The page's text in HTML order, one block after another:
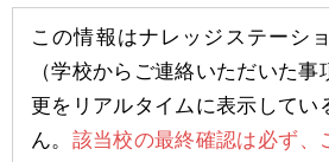
この情報はナレッジステーシ
（学校からご連絡いただいた
更をリアルタイムに表示してい
ん。 該当校の最終確認は必ず、